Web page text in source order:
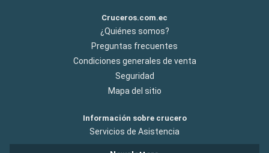
Cruceros.com.ec
¿Quiénes somos?
Preguntas frecuentes
Condiciones generales de venta
Seguridad
Mapa del sitio
Información sobre crucero
Servicios de Asistencia